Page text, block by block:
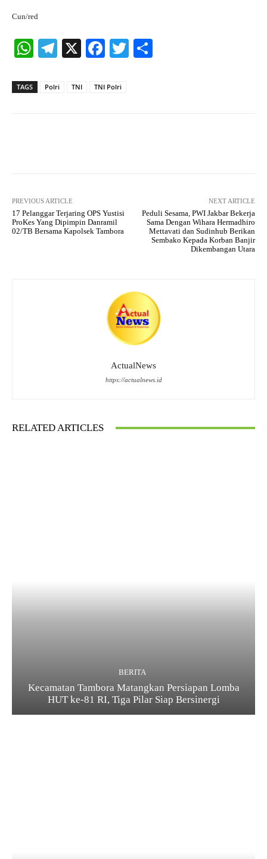
Cun/red
W
ts
Te
gr
X
Fa
bo
T
TAGS Polri TNI TNI Polri
PREVIOUS ARTICLE
17 Pelanggar Terjaring OPS Yustisi
ProKes Yang Dipimpin Danramil
02/TB Bersama Kapolsek Tambora
NEXT ARTICLE
Peduli Sesama, PWI Jakbar Bekerja
Sama Dengan Wihara Hermadhiro
Mettavati dan Sudinhub Berikan
Sembako Kepada Korban Banjir
Dikembangan Utara
ActualNews
https://actualnews.id
RELATED ARTICLES
BERITA
Kecamatan Tambora Matangkan Persiapan Lomba
HUT ke-81 RI, Tiga Pilar Siap Bersinergi